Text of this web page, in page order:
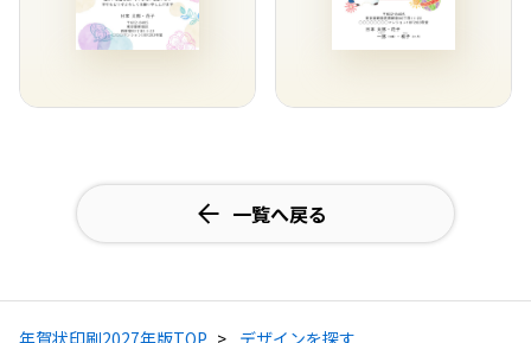
一覧へ戻る
年賀状印刷2027年版TOP
デザインを探す